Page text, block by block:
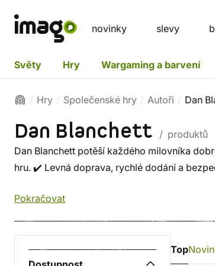
novinky slevy
Světy Hry Wargaming a barvení
Hry Společenské hry Autoři Dan
Dan Blanchett
/ produktů
Dan Blanchett potěší každého milovníka
hru. ✔️ Levná doprava, rychlé dodání a
Pokračovat
Top